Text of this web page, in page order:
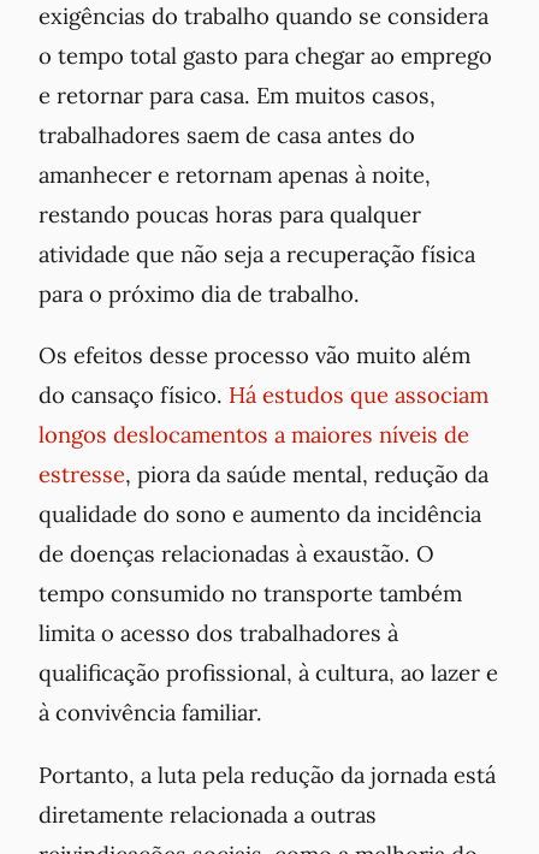
exigências do trabalho quando se considera
o tempo total gasto para chegar ao emprego
e retornar para casa. Em muitos casos,
trabalhadores saem de casa antes do
amanhecer e retornam apenas à noite,
restando poucas horas para qualquer
atividade que não seja a recuperação física
para o próximo dia de trabalho.
Os efeitos desse processo vão muito além
do cansaço físico. Há estudos que associam
longos deslocamentos a maiores níveis de
estresse, piora da saúde mental, redução da
qualidade do sono e aumento da incidência
de doenças relacionadas à exaustão. O
tempo consumido no transporte também
limita o acesso dos trabalhadores à
qualificação profissional, à cultura, ao lazer e
à convivência familiar.
Portanto, a luta pela redução da jornada está
diretamente relacionada a outras